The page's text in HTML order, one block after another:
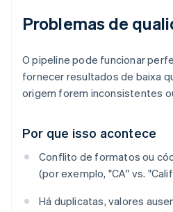
Problemas de
O pipeline pode funcionar
fornecer resultados de baixa
origem forem inconsistentes
Por que isso acontece
Conflito de formatos ou
(por exemplo, "CA" vs.
Há duplicatas, valores